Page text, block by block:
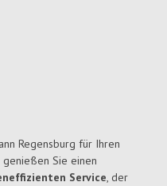
Regensburg für Ihren
Sie einen
Service, der